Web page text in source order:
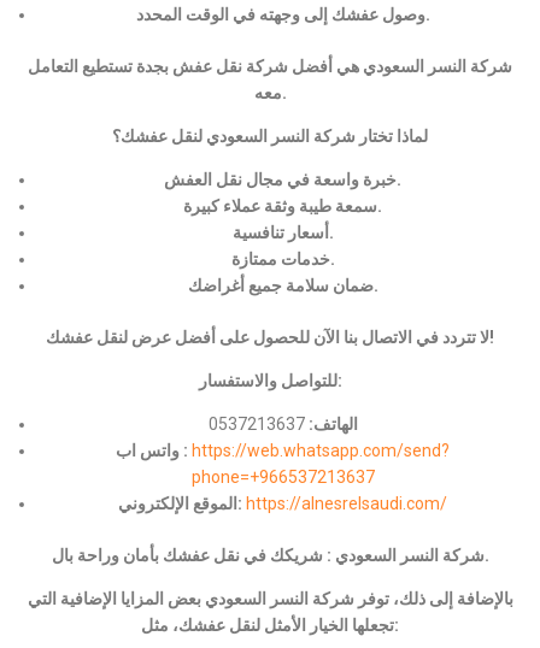
وصول عفشك إلى وجهته في الوقت المحدد.
شركة النسر السعودي هي أفضل شركة نقل عفش بجدة تستطيع التعامل
معه.
لماذا تختار شركة النسر السعودي لنقل عفشك؟
خبرة واسعة في مجال نقل العفش.
سمعة طيبة وثقة عملاء كبيرة.
أسعار تنافسية.
خدمات ممتازة.
ضمان سلامة جميع أغراضك.
لا تتردد في الاتصال بنا الآن للحصول على أفضل عرض لنقل عفشك!
للتواصل والاستفسار:
الهاتف: 0537213637
واتس اب : https://web.whatsapp.com/send?
phone=+966537213637
الموقع الإلكتروني: https://alnesrelsaudi.com/
شركة النسر السعودي : شريكك في نقل عفشك بأمان وراحة بال.
بالإضافة إلى ذلك، توفر شركة النسر السعودي بعض المزايا الإضافية التي
تجعلها الخيار الأمثل لنقل عفشك، مثل: